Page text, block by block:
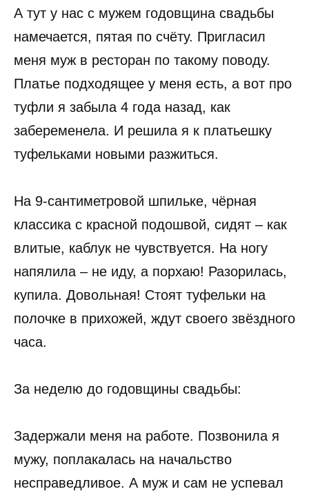
А тут у нас с мужем годовщина свадьбы
намечается, пятая по счёту. Пригласил
меня муж в ресторан по такому поводу.
Платье подходящее у меня есть, а вот про
туфли я забыла 4 года назад, как
забеременела. И решила я к платьешку
туфельками новыми разжиться.
На 9-сантиметровой шпильке, чёрная
классика с красной подошвой, сидят – как
влитые, каблук не чувствуется. На ногу
напялила – не иду, а порхаю! Разорилась,
купила. Довольная! Стоят туфельки на
полочке в прихожей, ждут своего звёздного
часа.
За неделю до годовщины свадьбы:
Задержали меня на работе. Позвонила я
мужу, поплакалась на начальство
несправедливое. А муж и сам не успевал